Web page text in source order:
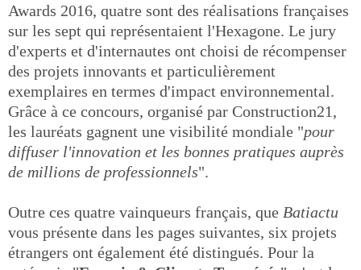
Awards 2016, quatre sont des réalisations françaises
sur les sept qui représentaient l'Hexagone. Le jury
d'experts et d'internautes ont choisi de récompenser
des projets innovants et particulièrement
exemplaires en termes d'impact environnemental.
Grâce à ce concours, organisé par Construction21,
les lauréats gagnent une visibilité mondiale "pour
diffuser l'innovation et les bonnes pratiques auprès
de millions de professionnels".
Outre ces quatre vainqueurs français, que Batiactu
vous présente dans les pages suivantes, six projets
étrangers ont également été distingués. Pour la